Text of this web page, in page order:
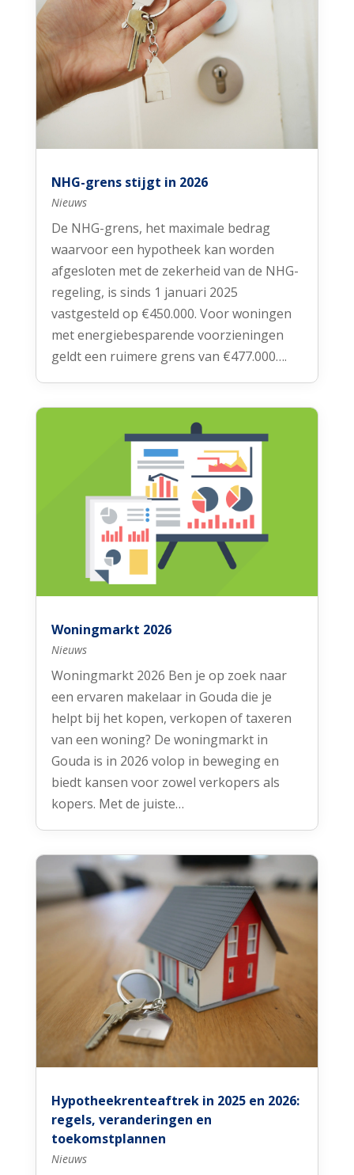
NHG-grens stijgt in 2026
Nieuws
De NHG-grens, het maximale bedrag
waarvoor een hypotheek kan worden
afgesloten met de zekerheid van de NHG-
regeling, is sinds 1 januari 2025
vastgesteld op €450.000. Voor woningen
met energiebesparende voorzieningen
geldt een ruimere grens van €477.000….
Woningmarkt 2026
Nieuws
Woningmarkt 2026 Ben je op zoek naar
een ervaren makelaar in Gouda die je
helpt bij het kopen, verkopen of taxeren
van een woning? De woningmarkt in
Gouda is in 2026 volop in beweging en
biedt kansen voor zowel verkopers als
kopers. Met de juiste…
Hypotheekrenteaftrek in 2025 en 2026:
regels, veranderingen en
toekomstplannen
Nieuws